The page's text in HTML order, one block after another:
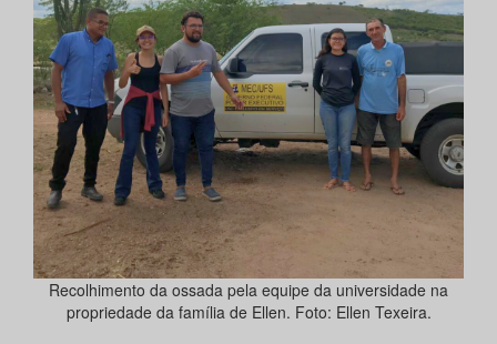
Recolhimento da ossada pela equipe da universidade na
propriedade da família de Ellen. Foto: Ellen Texeira.